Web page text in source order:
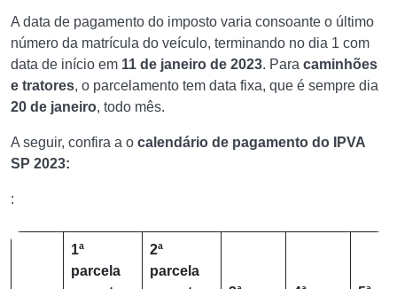
A data de pagamento do imposto varia consoante o último
número da matrícula do veículo, terminando no dia 1 com
data de início em 11 de janeiro de 2023. Para caminhões
e tratores, o parcelamento tem data fixa, que é sempre dia
20 de janeiro, todo mês.
A seguir, confira a o calendário de pagamento do IPVA
SP 2023:
:
1ª
parcela
2ª
parcela